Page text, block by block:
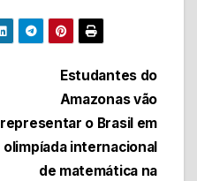
Estudantes do
Amazonas vão
representar o Brasil em
olimpíada internacional
de matemática na